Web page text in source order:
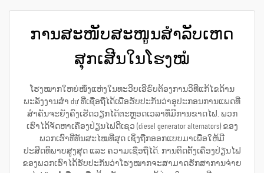
ການສະໜັບສະໜູນສຳລັບເຫດ
ສຸກເສີນໃນໂຮງໝໍ
ໂຮງໝາກໃຫຍ່ໜຶ່ງແຫ່ງໃນທະວີບເອີຣົບຕ້ອງການວິທີແກ້ໄຂດ້ານ
ພະລັງງານສຳ dự ທີ່ເຊື່ອຖືໄດ້ເພື່ອຮັບປະກັນວ່າອຸປະກອນການແພດທີ່
ສຳຄັນຈະຍັງຄົງເຮັດວຽກໄດ້ຕະຫຼອດເວລາທີ່ມີການຂາດໄຟ. ພວກ
ເຮົາໄດ້ຈັດຫາເຄື່ອງປ່ຽນໄຟດີເຊວ (diesel generator alternators) ຂອງ
ພວກເຮົາທີ່ທັນສະໄໝທີ່ສຸດ ເຊິ່ງຖືກອອກແບບມາເພື່ອໃຫ້ມີ
ປະສິດທິພາບສູງສຸດ ແລະ ຄວາມເຊື່ອຖືໄດ້. ການຕິດຕັ້ງເຄື່ອງປ່ຽນໄຟ
ຂອງພວກເຮົາໄດ້ຮັບປະກັນວ່າໂຮງໝາກຈະສາມາດຮັກສາການຈ່າຍ